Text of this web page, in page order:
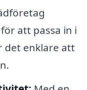
att passa in i
det enklare att